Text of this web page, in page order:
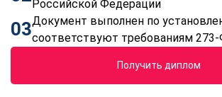
Российской Федерации
03Документ выполнен по
соответствуют требованиям
Получить диплом